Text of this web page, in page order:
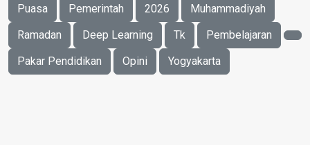
Puasa
Pemerintah 2026
Muhammadiyah
Ramadan
Deep Learning Tk
Pembelajaran
Pakar Pendidikan
Opini Yogyakarta